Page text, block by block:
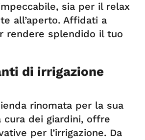
sia per il relax
all’aperto. Affidati a
rendere splendido il tuo
di irrigazione
rinomata per la sua
cura dei giardini, offre
per l’irrigazione. Da